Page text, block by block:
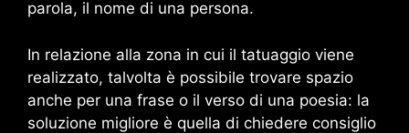
parola, il nome di una persona.
In relazione alla zona in cui il tatuaggio viene
realizzato, talvolta è possibile trovare spazio
anche per una frase o il verso di una poesia: la
soluzione migliore è quella di chiedere consiglio